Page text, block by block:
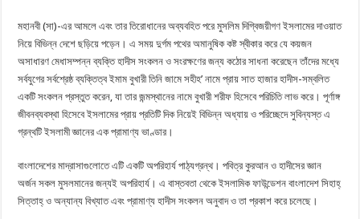
মহানবী (সা)-এর আমলে এবং তার তিরােধানের অব্যবহিত পরে মুসলিম দিগ্বিজয়ীগণ ইসলামের দাওয়াত
নিয়ে বিভিন্ন দেশে ছড়িয়ে পড়েন। এ সময় দুর্গম পথের অমানুষিক কষ্ট স্বীকার করে যে কয়জন
অসাধারণ মেধাসম্পন্ন ব্যক্তি হাদীস সংকলন ও সংরক্ষণের জন্য কঠোর সাধনা করেছেন তাঁদের মধ্যে
সর্বযুগের সর্বশ্রেষ্ঠ ব্যক্তিত্ব ইমাম বুখারী তিনি জামে সহীহ’ নামে প্রায় সাত হাজার হাদীস-সম্বলিত
একটি সংকলন প্রস্তুত করেন, যা তার জন্মস্থানের নামে বুখারী শরীফ হিসেবে পরিচিতি লাভ করে। পূর্ণাঙ্গ
জীবনব্যবস্থা হিসেবে ইসলামের প্রায় প্রতিটি দিক নিয়েই বিভিন্ন অধ্যায় ও পরিচ্ছেদে সুবিন্যস্ত এ
গ্রন্থটি ইসলামী জ্ঞানের এক প্রামাণ্য ভাণ্ডার।
বাংলাদেশের মাদ্রাসাগুলােতে এটি একটি অপরিহার্য পাঠ্যগ্রন্থ। পবিত্র কুরআন ও হাদীসের জ্ঞান
অর্জন সকল মুসলমানের জন্যই অপরিহার্য। এ বাস্তবতা থেকে ইসলামিক ফাউন্ডেশন বাংলাদেশ সিহাহ্
সিত্তাহ্ ও অন্যান্য বিখ্যাত এবং প্রামাণ্য হাদীস সংকলন অনুবাদ ও তা প্রকাশ করে চলেছে।